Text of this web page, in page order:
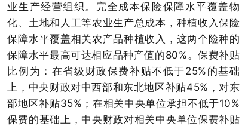
业生产经营组织。完全成本保险保障水平覆盖物
化、土地和人工等农业生产总成本，种植收入保险
保障水平覆盖相关农产品种植收入，这两个险种的
保障水平最高可达相应品种产值的80%。保费补贴
比例为：在省级财政保费补贴不低于25%的基础
上，中央财政对中西部和东北地区补贴45%，对东
部地区补贴35%；在相关中央单位承担不低于10%
保费的基础上，中央财政对相关中央单位保费补贴